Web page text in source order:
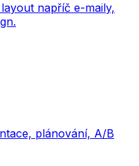
napříč e-maily,
plánování, A/B